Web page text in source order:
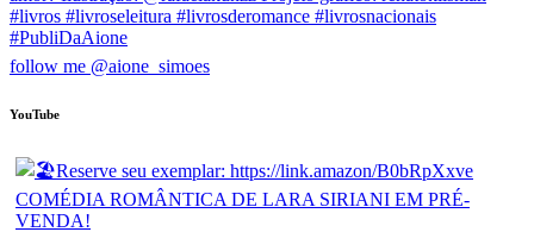
follow me @aione_simoes
YouTube
COMÉDIA ROMÂNTICA DE LARA SIRIANI EM PRÉ-
VENDA!